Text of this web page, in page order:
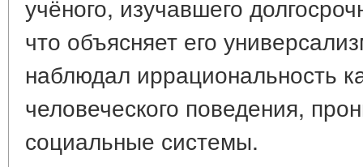
учёного, изучавшего
что объясняет его
наблюдал иррациональность
человеческого поведения,
социальные системы.